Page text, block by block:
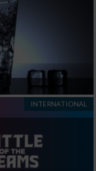
INTERNATIONAL